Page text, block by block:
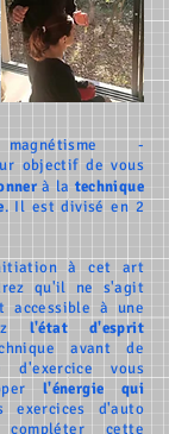
, Bourg-en-Bresse,
,Beauvais,Laon
,Bretagne,Limoges,
.
-
objectif de vous
à la technique
. Il est divisé en 2
à cet art
qu'il ne s'agit
accessible à une
l'état d'esprit
avant de
vous
l'énergie qui
exercices d'auto
compléter cette